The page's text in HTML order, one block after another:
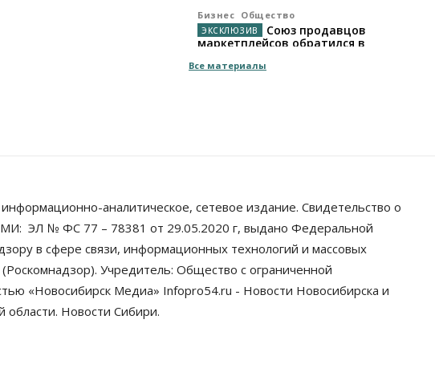
Бизнес Общество
Союз продавцов
маркетплейсов обратился в
WB
В Новосибирской
области резко сократился
грузооборот в автоперевозках
07 Августа 2026, 19:00
Общество
Все материалы
аналитическое, сетевое издание. Свидетельство о
ЭЛ № ФС 77 – 78381 от 29.05.2020 г, выдано Федеральной
в сфере связи, информационных технологий и массовых
Учредитель: Общество с ограниченной
«Новосибирск Медиа» Infopro54.ru - Новости Новосибирска и
области. Новости Сибири.